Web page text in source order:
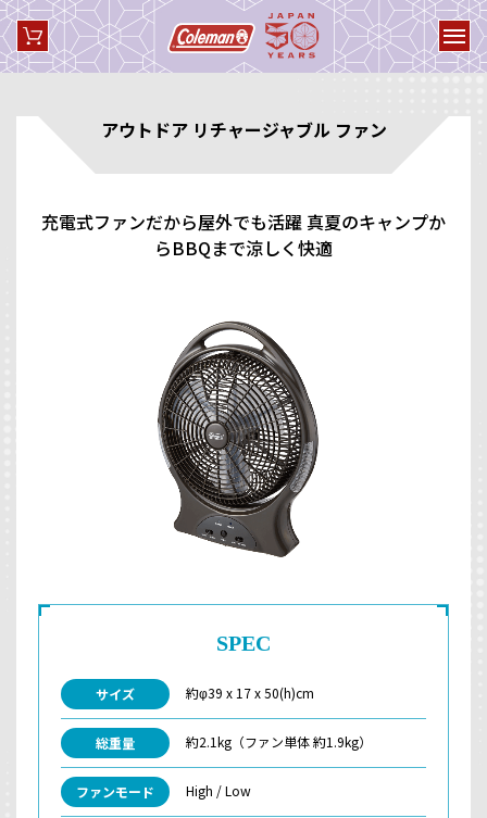
アウトドア リチャージャブル ファン
充電式ファンだから屋外でも活躍 真夏のキャンプか
らBBQまで涼しく快適
SPEC
サイズ 約φ39 x 17 x 50(h)cm
総重量 約2.1kg（ファン単体 約1.9kg）
ファンモード High / Low